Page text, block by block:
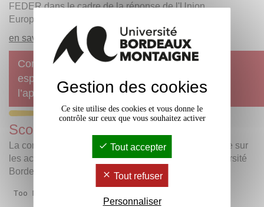
FEDER dans le cadre de la réponse de l'Union
Européenne à la pandémie de COVID-19.
en savoir plus +
Communique - Nouveaux équipements et
espaces numériques pour favoriser
l’apprentissage
Scoop it !
La communication vous fait partager sa veille en ligne sur
les actualités, sujets et initiatives en lien avec l'Université
Bordeaux Montaigne.
Gestion des cookies
Ce site utilise des cookies et vous donne le
contrôle sur ceux que vous souhaitez activer
Tout accepter
Tout refuser
Personnaliser